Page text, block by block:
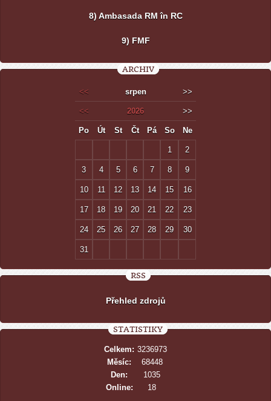
8) Ambasada RM în RC
9) FMF
ARCHIV
<< srpen >>
<< 2026 >>
Po Út St Čt Pá So Ne
1 2
3 4 5 6 7 8 9
10 11 12 13 14 15 16
17 18 19 20 21 22 23
24 25 26 27 28 29 30
31
RSS
Přehled zdrojů
STATISTIKY
Online: 18
Celkem: 3236973
Měsíc:
68448
Den:
1035